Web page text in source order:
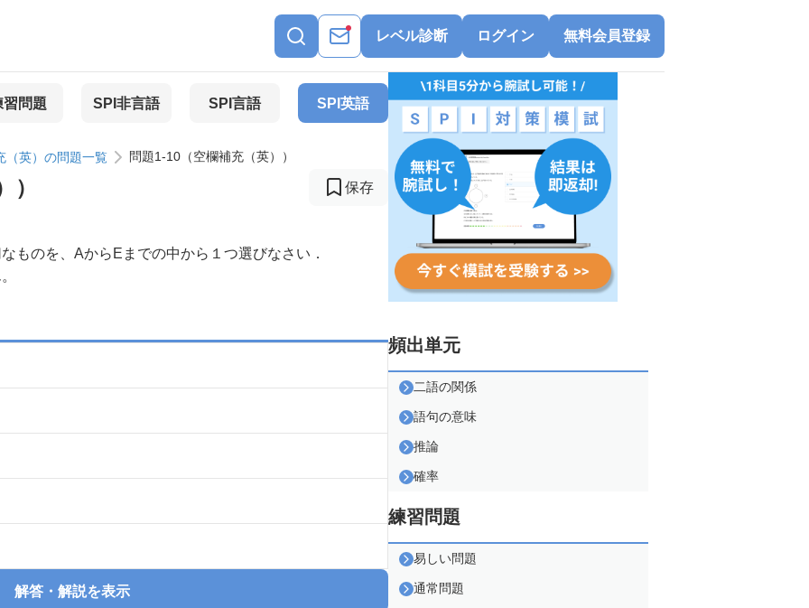
レベル診断 ログイン 無料会員登録
習問題 SPI非言語 SPI言語 SPI英語
（英）の問題一覧 問題1-10（空欄補充（英））
） 保存
ものを、AからEまでの中から１つ選びなさい．
解答・解説を表示
頻出単元
二語の関係
語句の意味
推論
確率
練習問題
易しい問題
通常問題